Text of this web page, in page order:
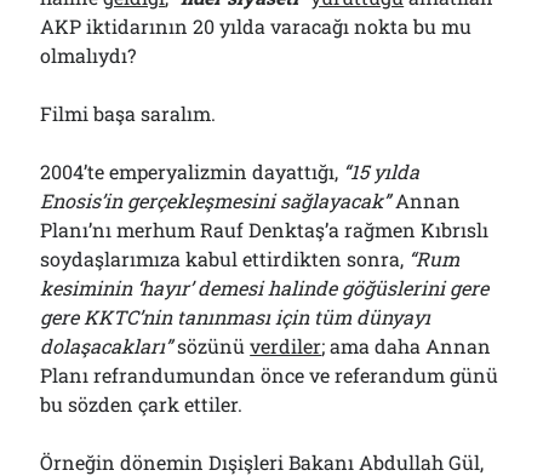
AKP iktidarının 20 yılda varacağı nokta bu mu
olmalıydı?
Filmi başa saralım.
2004’te emperyalizmin dayattığı, “15 yılda
Enosis’in gerçekleşmesini sağlayacak”Annan
Planı’nı merhum Rauf Denktaş’a rağmen Kıbrıslı
soydaşlarımıza kabul ettirdikten sonra, “Rum
kesiminin ‘hayır’ demesi halinde göğüslerini gere
gere KKTC’nin tanınması için tüm dünyayı
dolaşacakları”sözünüverdiler; ama daha Annan
Planı refrandumundan önce ve referandum günü
bu sözden çark ettiler.
Örneğin dönemin Dışişleri Bakanı Abdullah Gül,